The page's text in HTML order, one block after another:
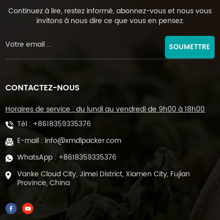
Continuez à lire, restez informé, abonnez-vous et nous vous
invitons à nous dire ce que vous en pensez.
SOUMETTRE
CONTACTEZ-NOUS
Horaires de service : du lundi au vendredi de 9h00 à 18h00
Tél : +8618359335376
E-mail : info@xmdlpacker.com
WhatsApp : +8618359335376
Vanke Cloud City, Jimei District, Xiamen City, Fujian
Province, China